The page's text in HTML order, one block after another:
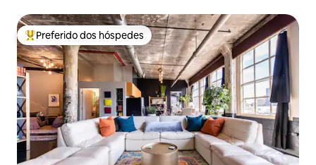
Entre os melhores preferidos dos hóspedes
Preferido dos hóspedes